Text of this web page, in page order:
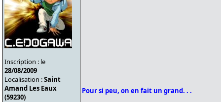
Inscription : le
28/08/2009
Localisation :Saint
Amand Les Eaux
(59230)
Pour si peu, on en fait un grand. . .